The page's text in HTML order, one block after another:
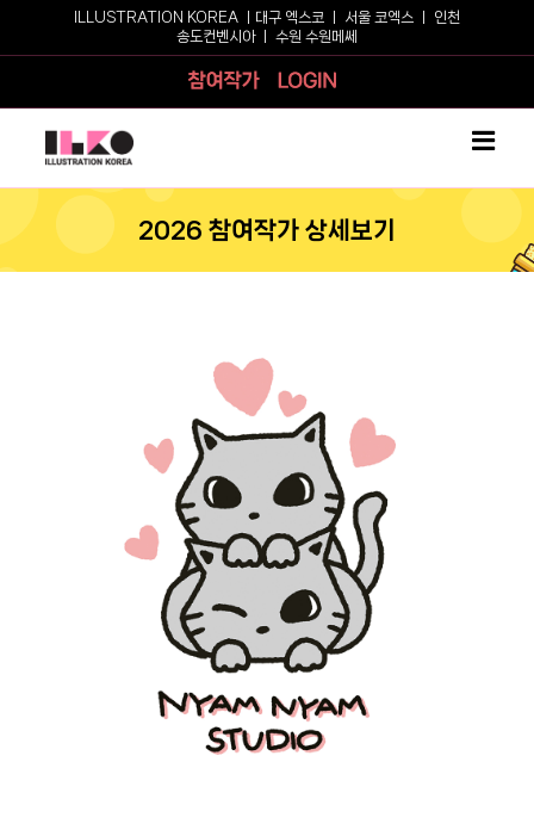
ILLUSTRATION KOREA ㅣ 대구 엑스코 서울 코엑스
인천
송도컨벤시아ㅣ 수원 수원메쎄
참여작가
2026 참여작가 상세보기